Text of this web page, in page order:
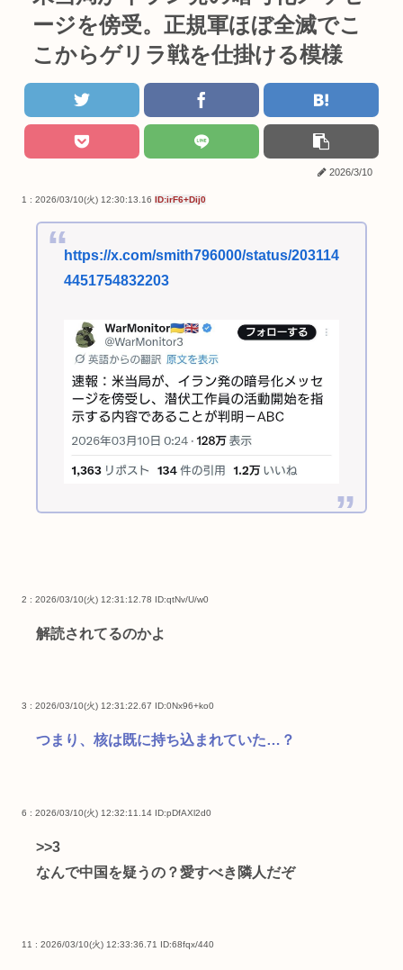
ージを傍受。正規軍ほぼ全滅でこ
こからゲリラ戦を仕掛ける模様
2026/3/10
1 : 2026/03/10(火) 12:30:13.16 ID:irF6+Dij0
https://x.com/smith796000/status/203114
4451754832203
2 : 2026/03/10(火) 12:31:12.78 ID:qtNv/U/w0
解読されてるのかよ
3 : 2026/03/10(火) 12:31:22.67 ID:0Nx96+ko0
つまり、核は既に持ち込まれていた…？
6 : 2026/03/10(火) 12:32:11.14 ID:pDfAXl2d0
>>3
なんで中国を疑うの？愛すべき隣人だぞ
11 : 2026/03/10(火) 12:33:36.71 ID:68fqx/440